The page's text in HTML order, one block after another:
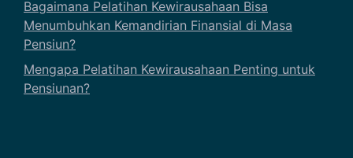
Bagaimana Pelatihan Kewirausahaan Bisa
Menumbuhkan Kemandirian Finansial di Masa
Pensiun?
Mengapa Pelatihan Kewirausahaan Penting untuk
Pensiunan?